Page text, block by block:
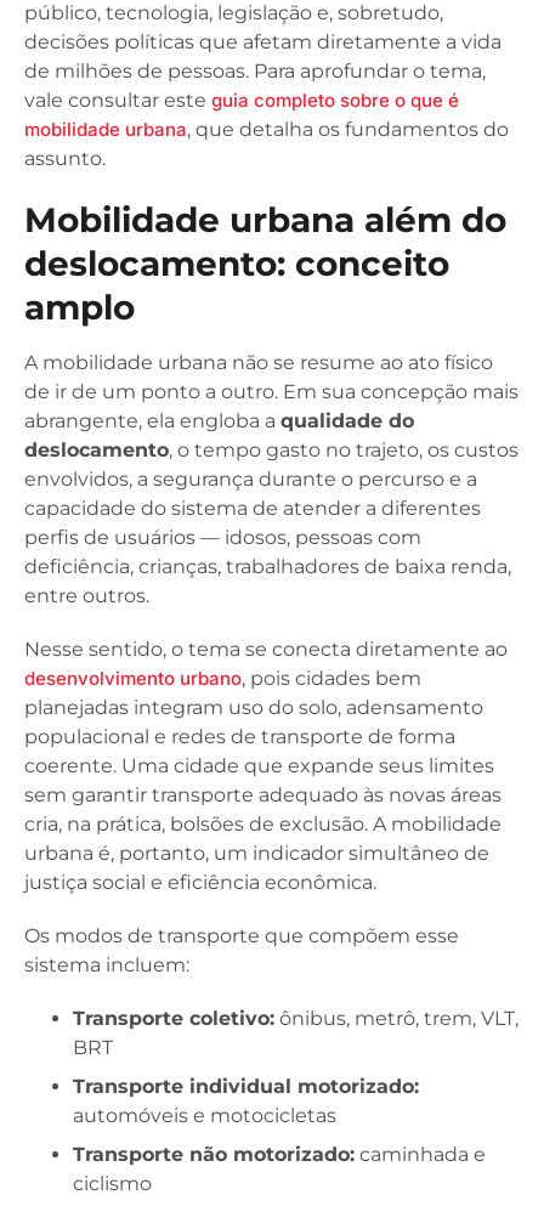
público, tecnologia, legislação e, sobretudo,
decisões políticas que afetam diretamente a vida
de milhões de pessoas. Para aprofundar o tema,
vale consultar este guia completo sobre o que é
mobilidade urbana, que detalha os fundamentos do
assunto.
Mobilidade urbana além do
deslocamento: conceito
amplo
A mobilidade urbana não se resume ao ato físico
de ir de um ponto a outro. Em sua concepção mais
abrangente, ela engloba a qualidade do
deslocamento, o tempo gasto no trajeto, os custos
envolvidos, a segurança durante o percurso e a
capacidade do sistema de atender a diferentes
perfis de usuários — idosos, pessoas com
deficiência, crianças, trabalhadores de baixa renda,
entre outros.
Nesse sentido, o tema se conecta diretamente ao
desenvolvimento urbano, pois cidades bem
planejadas integram uso do solo, adensamento
populacional e redes de transporte de forma
coerente. Uma cidade que expande seus limites
sem garantir transporte adequado às novas áreas
cria, na prática, bolsões de exclusão. A mobilidade
urbana é, portanto, um indicador simultâneo de
justiça social e eficiência econômica.
Os modos de transporte que compõem esse
sistema incluem:
Transporte coletivo: ônibus, metrô, trem, VLT,
BRT
Transporte individual motorizado:
automóveis e motocicletas
Transporte não motorizado: caminhada e
ciclismo